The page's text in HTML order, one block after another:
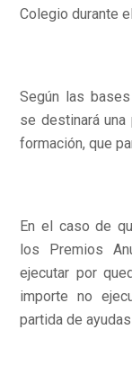
Colegio durante
Según las
se destinará una
formación, que
En el caso de
los Premios
ejecutar por
importe no
partida de